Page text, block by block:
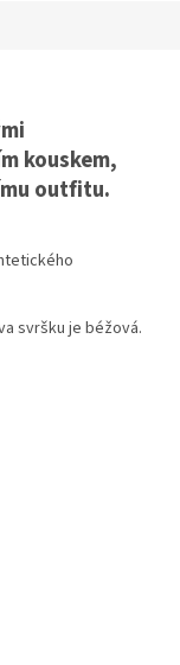
kouskem,
outfitu.
svršku je béžová.